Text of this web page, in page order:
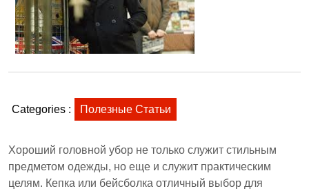
Categories : Полезные Статьи
Хороший головной убор не только служит стильным
предметом одежды, но еще и служит практическим
целям. Кепка или бейсболка отличный выбор для